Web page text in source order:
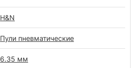
H&N
Пули пневматические
6.35 мм